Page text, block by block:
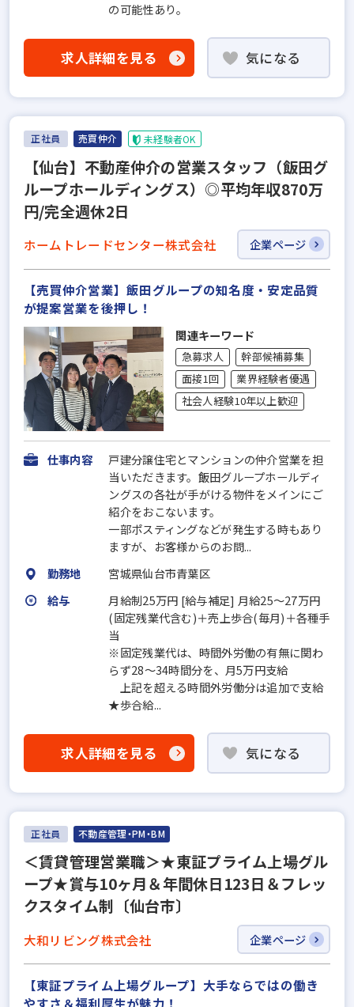
の可能性あり。
求人詳細を見る 気になる
正社員 売買仲介 未経験者OK
【仙台】不動産仲介の営業スタッフ（飯田グ
ループホールディングス）◎平均年収870万
円/完全週休2日
ホームトレードセンター株式会社 企業ページ
【売買仲介営業】飯田グループの知名度・安定品質
が提案営業を後押し！
関連キーワード
急募求人
幹部候補募集
面接1回
業界経験者優遇
社会人経験10年以上歓迎
仕事内容
戸建分譲住宅とマンションの仲介営業を担
当いただきます。飯田グループホールディ
ングスの各社が手がける物件をメインにご
紹介をおこないます。
一部ポスティングなどが発生する時もあり
ますが、お客様からのお問...
勤務地
宮城県仙台市青葉区
給与
月給制25万円 [給与補足] 月給25～27万円
(固定残業代含む)＋売上歩合(毎月)＋各種手
当
※固定残業代は、時間外労働の有無に関わ
らず28～34時間分を、月5万円支給
上記を超える時間外労働分は追加で支給
★歩合給...
求人詳細を見る 気になる
正社員 不動産管理・PM・BM
＜賃貸管理営業職＞★東証プライム上場グル
ープ★賞与10ヶ月＆年間休日123日＆フレッ
クスタイム制〔仙台市〕
大和リビング株式会社 企業ページ
【東証プライム上場グループ】大手ならではの働き
やすさ＆福利厚⽣が魅力！